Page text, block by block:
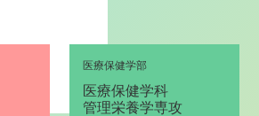
医療保健学部
医療保健学科
管理栄養学専攻